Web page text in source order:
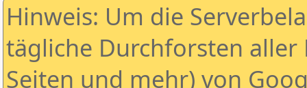
Hinweis: Um die
tägliche Durchforsten aller
Seiten und mehr) von